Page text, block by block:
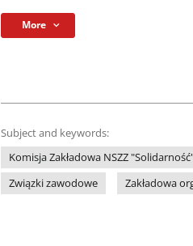
More
Subject and keywords:
Komisja Zakładowa NSZZ
Związki zawodowe
Zakładowa